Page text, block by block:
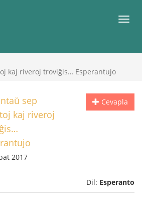
kaj riveroj troviĝis… Esperantujo
Cevapla
sep
kaj riveroj
2017
Dil: Esperanto